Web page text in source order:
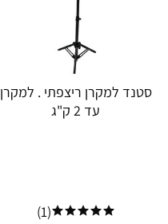
סטנד למקרן ריצפתי . למקרן
עד 2 ק"ג
(1)